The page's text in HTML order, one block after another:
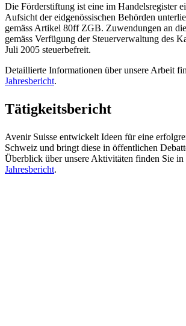
Die Förderstiftung ist eine im Handelsregister
Aufsicht der eidgenössischen Behörden
gemäss Artikel 80ff ZGB. Zuwendungen an
gemäss Verfügung der Steuerverwaltung des
Juli 2005 steuerbefreit.
Detaillierte Informationen über unsere Arbeit
Jahresbericht.
Tätigkeitsbericht
Avenir Suisse entwickelt Ideen für eine
Schweiz und bringt diese in öffentlichen
Überblick über unsere Aktivitäten finden Sie in
Jahresbericht.